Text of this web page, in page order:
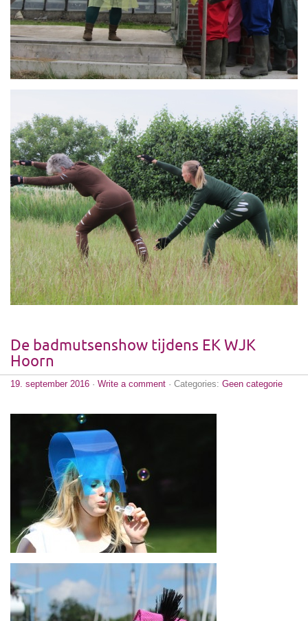
De badmutsenshow tijdens EK WJK
Hoorn
19. september 2016 · Write a comment · Categories: Geen categorie